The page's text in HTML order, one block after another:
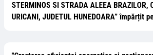
STERMINOS SI STRADA ALEEA BRAZILOR,
URICANI, JUDETUL HUNEDOARA” împărțit